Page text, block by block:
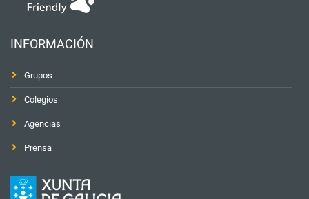
INFORMACIÓN
Grupos
Colegios
Agencias
Prensa